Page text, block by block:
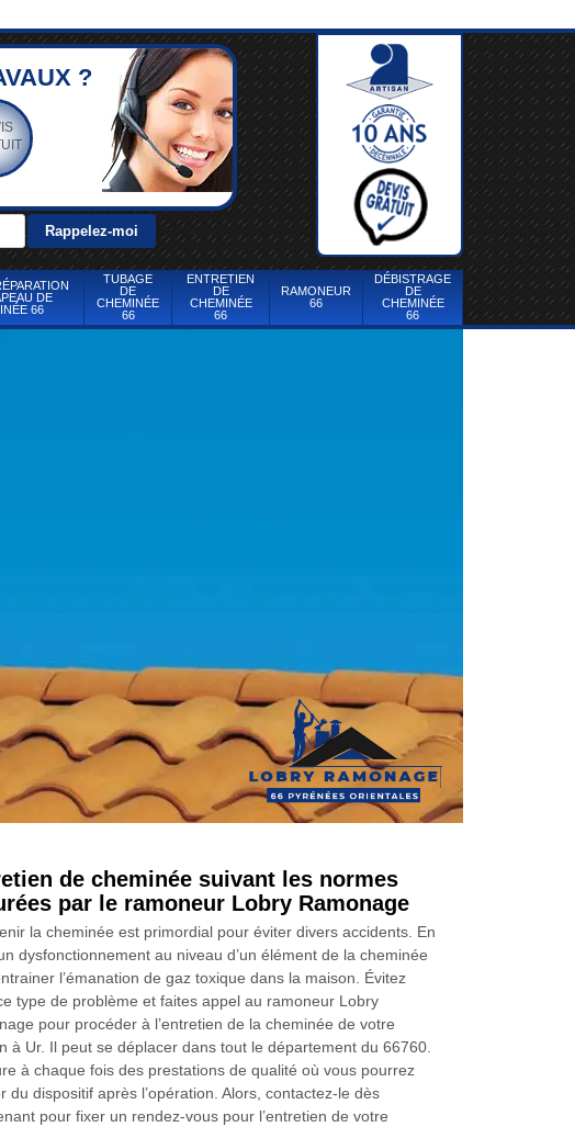
?
DE
66
TUBAGE
DE
CHEMINÉE
66
ENTRETIEN
DE
CHEMINÉE
66
RAMONEUR
66
DÉBISTRAGE
DE
CHEMINÉE
66
de cheminée suivant les normes
par le ramoneur Lobry Ramonage
la cheminée est primordial pour éviter divers accidents. En
dysfonctionnement au niveau d’un élément de la cheminée
l’émanation de gaz toxique dans la maison. Évitez
type de problème et faites appel au ramoneur Lobry
pour procéder à l’entretien de la cheminée de votre
à Ur. Il peut se déplacer dans tout le département du 66760.
à chaque fois des prestations de qualité où vous pourrez
du dispositif après l’opération. Alors, contactez-le dès
pour fixer un rendez-vous pour l’entretien de votre